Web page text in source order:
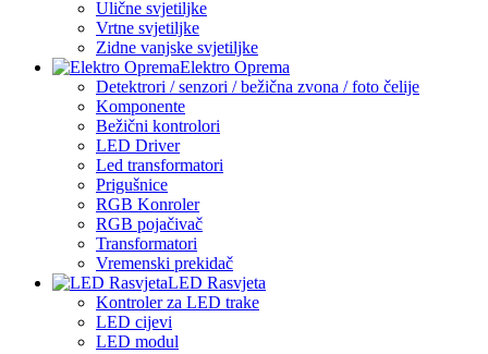
Ulične svjetiljke
Vrtne svjetiljke
Zidne vanjske svjetiljke
Elektro Oprema
Detektrori / senzori / bežična zvona / foto čelije
Komponente
Bežični kontrolori
LED Driver
Led transformatori
Prigušnice
RGB Konroler
RGB pojačivač
Transformatori
Vremenski prekidač
LED Rasvjeta
Kontroler za LED trake
LED cijevi
LED modul